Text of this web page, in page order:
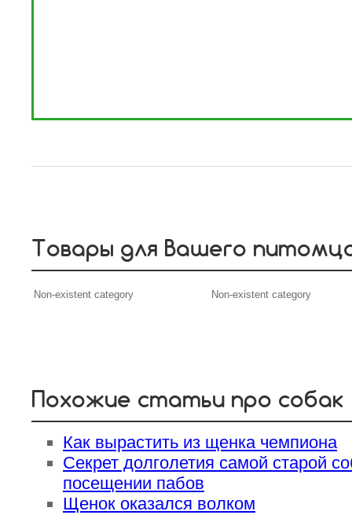
Товары для Вашего
Non-existent category Non-existent category
Похожие статьи про собак
Как вырастить из щенка чемпиона
Секрет долголетия самой старой
посещении пабов
Щенок оказался волком